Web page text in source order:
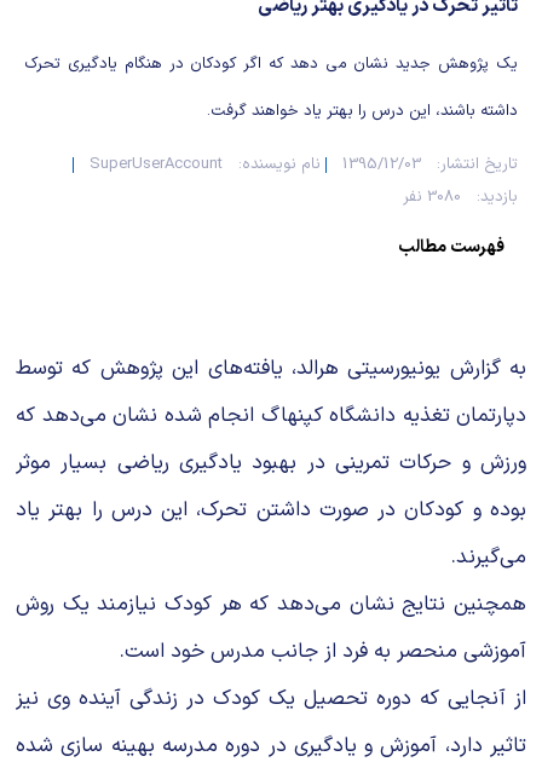
تاثیر تحرک در یادگیری بهتر ریاضی
یک پژوهش جدید نشان می دهد که اگر کودکان در هنگام یادگیری تحرک
داشته باشند، این درس را بهتر یاد خواهند گرفت.
تاریخ انتشار: 1395/12/03 نام نویسنده:
SuperUserAccount
بازدید:
3080 نفر
فهرست مطالب
به گزارش یونیورسیتی هرالد، یافته‌های این پژوهش که توسط
دپارتمان تغذیه دانشگاه کپنهاگ انجام شده نشان می‌دهد که
ورزش و حرکات تمرینی در بهبود یادگیری ریاضی بسیار موثر
بوده و کودکان در صورت داشتن تحرک، این درس را بهتر یاد
می‌گیرند.
همچنین نتایج نشان می‌دهد که هر کودک نیازمند یک روش
آموزشی منحصر به فرد از جانب مدرس خود است.
از آنجایی که دوره تحصیل یک کودک در زندگی آینده وی نیز
تاثیر دارد، آموزش و یادگیری در دوره مدرسه بهینه سازی شده
صلاح های شیمیایی
مطالب جالب شیمی
بمب های شیمیایی
شیمی عمومی
روانپزشکی
طب سنتی
گیاهان دارویی